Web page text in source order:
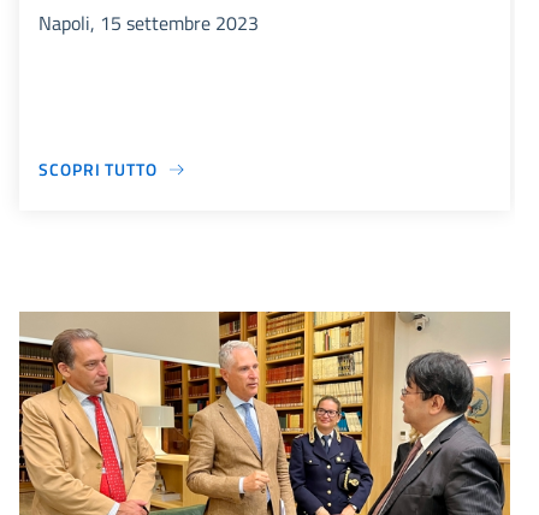
Napoli, 15 settembre 2023
SCOPRI TUTTO